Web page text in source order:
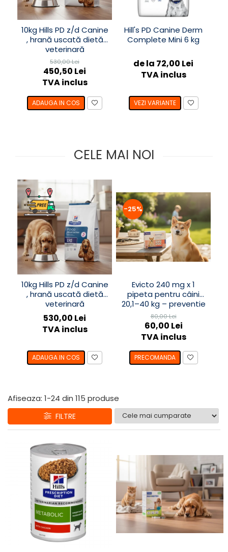
SUPLIMENTE
Suport Articular
Suport Digestiv
10kg Hills PD z/d Canine
, hrană uscată dietă
veterinară
hipoalergenică pentru
câini
530,00 Lei
450,50 Lei
TVA inclus
ADAUGA IN COS
Hill's PD Canine Derm
Complete Mini 6 kg
de la 72,00 Lei
TVA inclus
VEZI VARIANTE
CELE MAI NOI
10kg Hills PD z/d Canine
, hrană uscată dietă
veterinară
hipoalergenică pentru
câini
530,00 Lei
TVA inclus
ADAUGA IN COS
-25%
Evicto 240 mg x 1
pipeta pentru câini
20,1–40 kg – preventie
antiparazitara interna
și externa cu
selamectină
80,00 Lei
60,00 Lei
TVA inclus
PRECOMANDA
Afiseaza: 1-24 din 115 produse
FILTRE